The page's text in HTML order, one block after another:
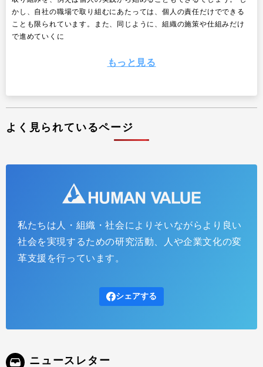
かし、自社の職場で取り組むにあたっては、個人の責任だけでできる
ことも限られています。また、同じように、組織の施策や仕組みだけ
で進めていくに
キャリア観を転換する ー 「生成的キャリア開発」へ
（Chapter 2）
2025.06.12 インサイトレポート
と組織の関係性が揺らぐ今日において、「職場におけるキャリア開
発」を探求する意義を考察しました。実際、今日の企業や働く個人を
結局、会社が
もっと見る
よく見られているページ
私たちは人・組織・社会によりそいながらより良い
社会を実現するための研究活動、人や企業文化の変
革支援を行っています。
シェアする
ニュースレター